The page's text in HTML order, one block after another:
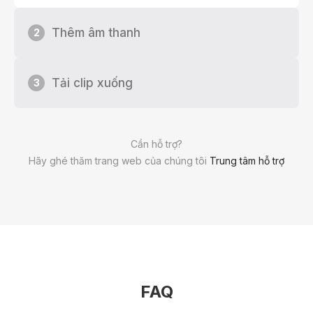
Cần hỗ trợ?
Hãy ghé thăm trang web của chúng tôi Trung tâm hỗ trợ
2 Thêm âm thanh
3 Tải clip xuống
FAQ